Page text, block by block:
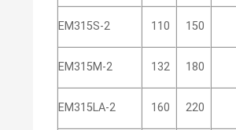
EM315S-2 110 150
EM315M-2 132 180
EM315LA-2 160 220